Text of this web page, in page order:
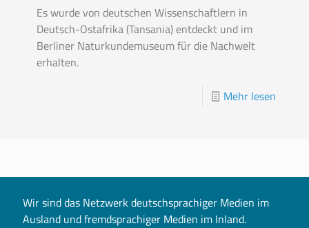
Es wurde von deutschen Wissenschaftlern in
Deutsch-Ostafrika (Tansania) entdeckt und im
Berliner Naturkundemuseum für die Nachwelt
erhalten.
Mehr lesen
Wir sind das Netzwerk deutschsprachiger Medien im
Ausland und fremdsprachiger Medien im Inland.